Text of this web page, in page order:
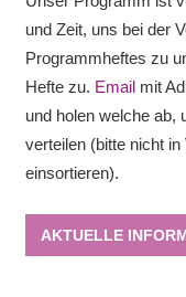
und Zeit, uns bei der
Programmheftes zu
Hefte zu. Emailmit
und holen welche ab,
verteilen (bitte nicht
einsortieren).
AKTUELLE